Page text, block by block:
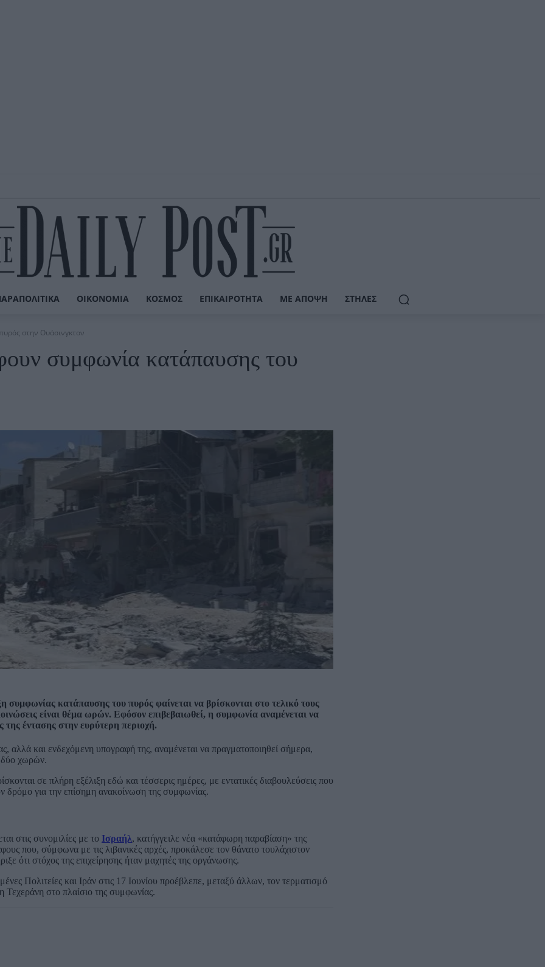
ΟΙΚΟΝΟΜΊΑ ΚΌΣΜΟΣ ΕΠΙΚΑΙΡΌΤΗΤΑ ΜΕ ΆΠΟΨΗ ΣΤΉΛΕΣ
στην Ουάσινγκτον
συμφωνία κατάπαυσης του
συμφωνίας κατάπαυσης του πυρός φαίνεται να βρίσκονται στο τελικό τους
είναι θέμα ωρών. Εφόσον επιβεβαιωθεί, η συμφωνία αναμένεται να
της έντασης στην ευρύτερη περιοχή.
και ενδεχόμενη υπογραφή της, αναμένεται να πραγματοποιηθεί σήμερα,
δύο χωρών.
σε πλήρη εξέλιξη εδώ και τέσσερις ημέρες, με εντατικές διαβουλεύσεις που
δρόμο για την επίσημη ανακοίνωση της συμφωνίας.
στις συνομιλίες με το Ισραήλ, κατήγγειλε νέα «κατάφωρη παραβίαση» της
που, σύμφωνα με τις λιβανικές αρχές, προκάλεσε τον θάνατο τουλάχιστον
ότι στόχος της επιχείρησης ήταν μαχητές της οργάνωσης.
Πολιτείες και Ιράν στις 17 Ιουνίου προέβλεπε, μεταξύ άλλων, τον τερματισμό
Τεχεράνη στο πλαίσιο της συμφωνίας.